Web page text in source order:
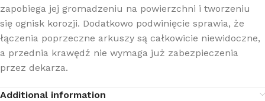
zapobiega jej gromadzeniu na powierzchni i tworzeniu
się ognisk korozji. Dodatkowo podwinięcie sprawia, że
łączenia poprzeczne arkuszy są całkowicie niewidoczne,
a przednia krawędź nie wymaga już zabezpieczenia
przez dekarza.
Additional information